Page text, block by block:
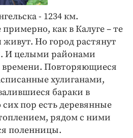
- 1234 км.
как в Калуге – те
Но город растянут
И целыми районами
времени. Повторяющиеся
хулиганами,
бараки в
пор есть деревянные
рядом с ними
поленницы.